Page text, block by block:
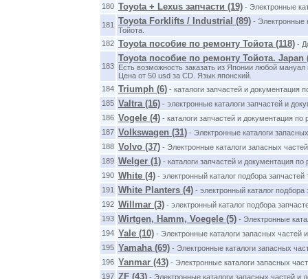
180 Toyota + Lexus запчасти (19) - Электронные
181 Toyota Forklifts / Industrial (89) - Электронные
Тойота.
182 Toyota пособие по ремонту Тойота (118) -
183
Toyota пособие по ремонту Тойота. Japan
Есть возможность заказать из Японии любой
Цена от 50 usd за CD. Язык японский.
184 Triumph (6) - каталоги запчастей и документация
185 Valtra (16) - электронные каталоги запчастей и
186 Vogele (4) - каталоги запчастей и документация по
187 Volkswagen (31) - Электронные каталоги
188 Volvo (37) - Электронные каталоги запасных
189 Welger (1) - каталоги запчастей и документация по
190 White (4) - электронный каталог подбора
191
White Planters (4) - электронный каталог
192 Willmar (3) - электронный каталог подбора
193 Wirtgen, Hamm, Voegele (5) - Электронные
194 Yale (10) - Электронные каталоги запасных частей
195 Yamaha (69) - Электронные каталоги запасных
196 Yanmar (43) - Электронные каталоги запасных
197 ZF (43) - Электронные каталоги запасных частей и